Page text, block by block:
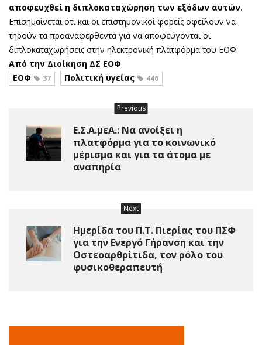
αποφευχθεί η διπλοκαταχώρηση των εξόδων αυτών.
Επισημαίνεται ότι και οι επιστημονικοί φορείς οφείλουν να
τηρούν τα προαναφερθέντα για να αποφεύγονται οι
διπλοκαταχωρήσεις στην ηλεκτρονική πλατφόρμα του ΕΟΦ.
Από την Διοίκηση ΔΣ ΕΟΦ
ΕΟΦ
37 Πολιτική υγείας 446
Previous
Ε.Σ.Α.μεΑ.: Να ανοίξει η
πλατφόρμα για το κοινωνικό
μέρισμα και για τα άτομα με
αναπηρία
Next
Ημερίδα του Π.Τ. Πιερίας του ΠΣΦ
για την Ενεργό Γήρανση και την
Οστεοαρθρίτιδα, τον ρόλο του
φυσικοθεραπευτή